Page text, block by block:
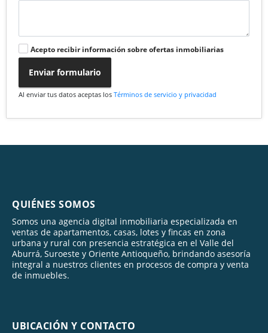
Acepto recibir información sobre ofertas inmobiliarias
Enviar formulario
Al enviar tus datos aceptas los Términos de servicio y privacidad
QUIÉNES SOMOS
Somos una agencia digital inmobiliaria especializada en
ventas de apartamentos, casas, lotes y fincas en zona
urbana y rural con presencia estratégica en el Valle del
Aburrá, Suroeste y Oriente Antioqueño, brindando asesoría
integral a nuestros clientes en procesos de compra y venta
de inmuebles.
UBICACIÓN Y CONTACTO